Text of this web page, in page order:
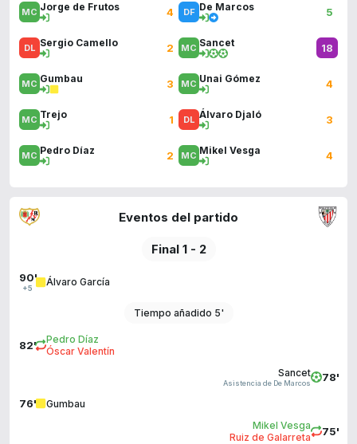
Jorge de Frutos 4
Sergio Camello 2
Gumbau 3
Trejo 1
Pedro Díaz 2
De Marcos 5
Sancet 18
Unai Gómez 4
Álvaro Djaló 3
Mikel Vesga 4
Eventos del partido
Final 1 - 2
90'
+5
Álvaro García
Tiempo añadido 5'
82'
Pedro Díaz
Óscar Valentín
78'
Sancet
Asistencia de De Marcos
76' Gumbau
75'
Mikel Vesga
Ruiz de Galarreta